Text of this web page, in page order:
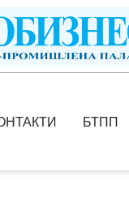
БТПП